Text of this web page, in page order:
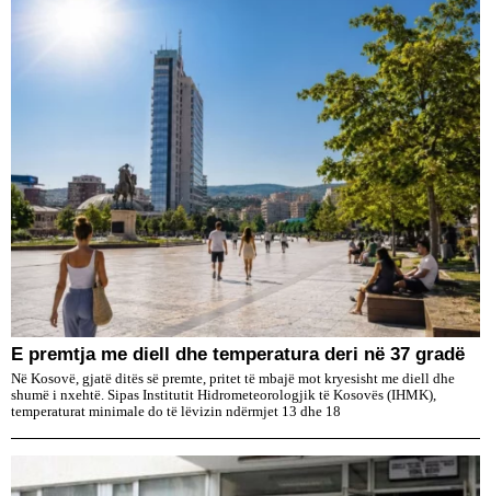
E premtja me diell dhe temperatura deri në 37 gradë
Në Kosovë, gjatë ditës së premte, pritet të mbajë mot kryesisht me diell dhe
shumë i nxehtë. Sipas Institutit Hidrometeorologjik të Kosovës (IHMK),
temperaturat minimale do të lëvizin ndërmjet 13 dhe 18